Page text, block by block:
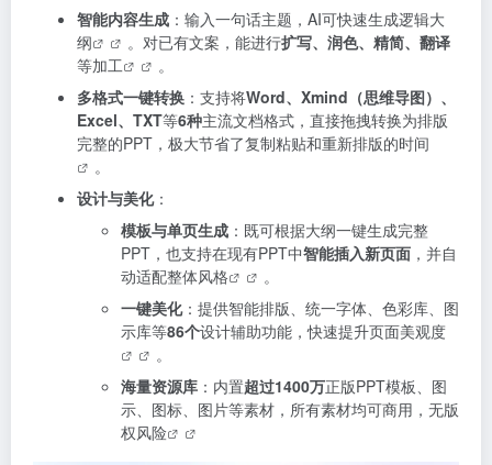
智能内容生成 ：输入一句话主题，AI可快速生成逻辑大
纲
。对已有文案，能进行扩写、润色、精简、翻译
等加工
。
多格式一键转换 ：支持将Word、Xmind（思维导图）、
Excel、TXT等6种主流文档格式，直接拖拽转换为排版
完整的PPT，极大节省了复制粘贴和重新排版的时间
。
设计与美化：
模板与单页生成 ：既可根据大纲一键生成完整
PPT，也支持在现有PPT中智能插入新页面 ，并自
动适配整体风格
。
一键美化：提供智能排版、统一字体、色彩库、图
示库等86个设计辅助功能，快速提升页面美观度
。
海量资源库 ：内置超过1400万正版PPT模板、图
示、图标、图片等素材，所有素材均可商用，无版
权风险